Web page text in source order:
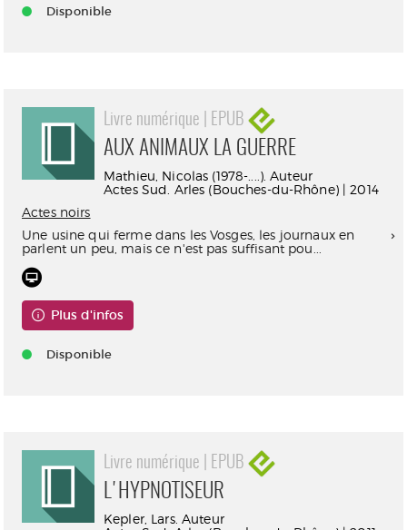
Disponible
Livre numérique | EPUB
AUX ANIMAUX LA GUERRE
Mathieu, Nicolas (1978-....). Auteur
Actes Sud. Arles (Bouches-du-Rhône) | 2014
Actes noirs
Une usine qui ferme dans les Vosges, les journaux en
parlent un peu, mais ce n'est pas suffisant pou...
Plus d'infos
Disponible
Livre numérique | EPUB
L'HYPNOTISEUR
Kepler, Lars. Auteur